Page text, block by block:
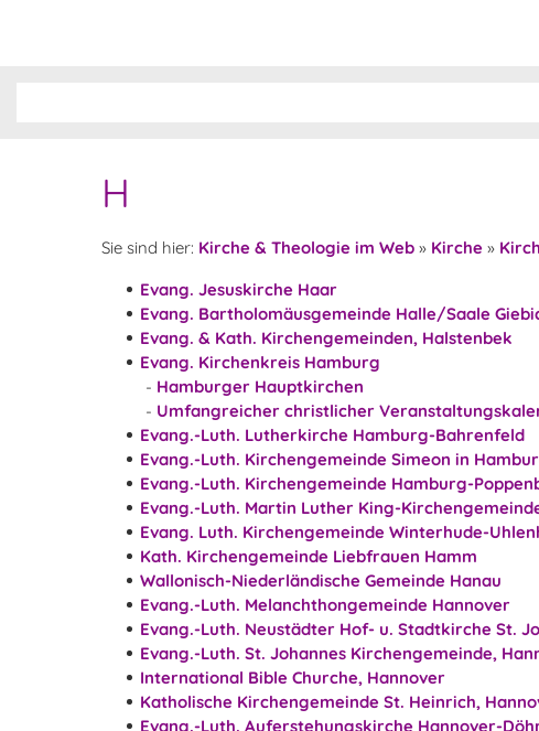
H
Sie sind hier: Kirche & Theologie im Web » Kirche »
Evang. Jesuskirche Haar
Evang. Bartholomäusgemeinde Halle/Saale
Evang. & Kath. Kirchengemeinden, Halstenbek
Evang. Kirchenkreis Hamburg
- Hamburger Hauptkirchen
- Umfangreicher christlicher
Evang.-Luth. Lutherkirche Hamburg-Bahrenfeld
Evang.-Luth. Kirchengemeinde Simeon in
Evang.-Luth. Kirchengemeinde Hamburg-
Evang.-Luth. Martin Luther King-
Evang. Luth. Kirchengemeinde Winterhude-
Kath. Kirchengemeinde Liebfrauen Hamm
Wallonisch-Niederländische Gemeinde Hanau
Evang.-Luth. Melanchthongemeinde Hannover
Evang.-Luth. Neustädter Hof- u. Stadtkirche St.
Evang.-Luth. St. Johannes Kirchengemeinde,
International Bible Churche, Hannover
Katholische Kirchengemeinde St. Heinrich,
Evang.-Luth. Auferstehungskirche Hannover-